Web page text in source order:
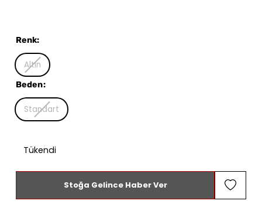
Renk:
Altın
Beden:
Standart
Tükendi
Stoğa Gelince Haber Ver